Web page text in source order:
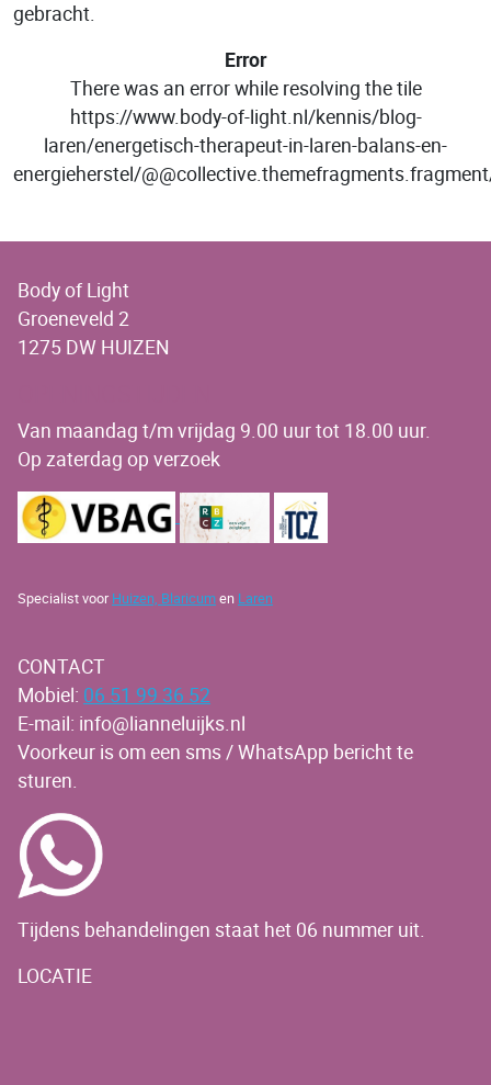
gebracht.
Error
There was an error while resolving the tile
https://www.body-of-light.nl/kennis/blog-
laren/energetisch-therapeut-in-laren-balans-en-
energieherstel/
Body of Light
Groeneveld 2
1275 DW HUIZEN
Van maandag t/m vrijdag 9.00 uur tot 18.00 uur.
Op zaterdag op verzoek
Specialist voor Huizen, Blaricumen Laren
CONTACT
Mobiel: 06 51 99 36 52
E-mail: info@lianneluijks.nl
Voorkeur is om een sms / WhatsApp bericht te
sturen.
Tijdens behandelingen staat het 06 nummer uit.
LOCATIE